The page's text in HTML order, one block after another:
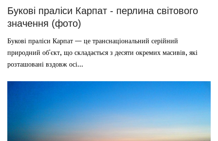
Букові праліси Карпат - перлина світового
значення (фото)
Букові праліси Карпат — це транснаціональний серійний
природний об'єкт, що складається з десяти окремих масивів, які
розташовані вздовж осі...